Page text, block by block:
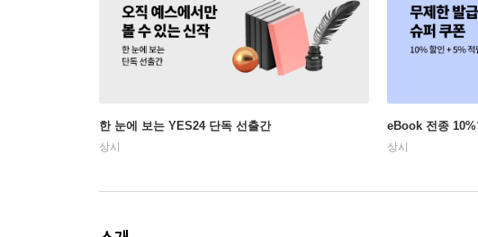
한 눈에 보는 YES24 단독 선출간
상시
eBook 전종
상시